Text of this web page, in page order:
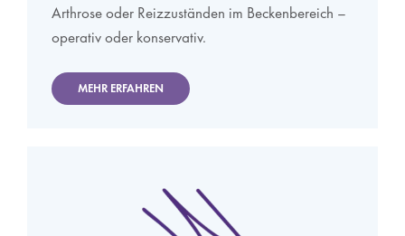
Arthrose oder Reizzuständen im Beckenbereich –
operativ oder konservativ.
MEHR ERFAHREN